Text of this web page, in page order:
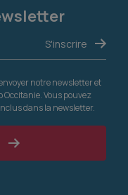
notre newsletter et
Vous pouvez
dans la newsletter.